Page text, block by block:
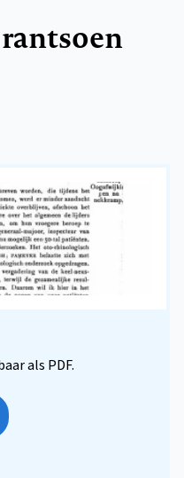
als PDF.